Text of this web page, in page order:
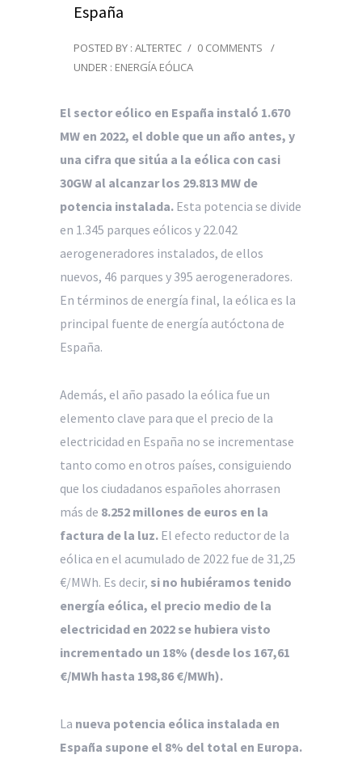
España
POSTED BY : ALTERTEC / 0 COMMENTS
/
UNDER : ENERGÍA EÓLICA
El sector eólico en España instaló 1.670
MW en 2022, el doble que un año antes, y
una cifra que sitúa a la eólica con casi
30GW al alcanzar los 29.813 MW de
potencia instalada. Esta potencia se divide
en 1.345 parques eólicos y 22.042
aerogeneradores instalados, de ellos
nuevos, 46 parques y 395 aerogeneradores.
En términos de energía final, la eólica es la
principal fuente de energía autóctona de
España.
Además, el año pasado la eólica fue un
elemento clave para que el precio de la
electricidad en España no se incrementase
tanto como en otros países, consiguiendo
que los ciudadanos españoles ahorrasen
más de 8.252 millones de euros en la
factura de la luz. El efecto reductor de la
eólica en el acumulado de 2022 fue de 31,25
€/MWh. Es decir, si no hubiéramos tenido
energía eólica, el precio medio de la
electricidad en 2022 se hubiera visto
incrementado un 18% (desde los 167,61
€/MWh hasta 198,86 €/MWh).
La nueva potencia eólica instalada en
España supone el 8% del total en Europa.